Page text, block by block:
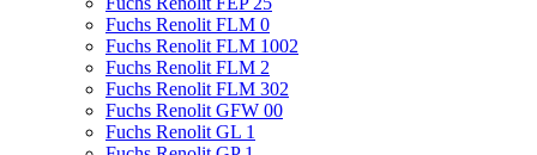
Fuchs Renolit FLM 0
Fuchs Renolit FLM 1002
Fuchs Renolit FLM 2
Fuchs Renolit FLM 302
Fuchs Renolit GFW 00
Fuchs Renolit GL 1